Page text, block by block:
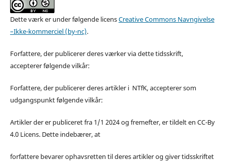
Dette værk er under følgende licensCreative Commons Navngivelse
–Ikke-kommerciel (by-nc).
Forfattere, der publicerer deres værker via dette tidsskrift,
accepterer følgende vilkår:
Forfattere, der publicerer deres artikler i NTfK, accepterer som
udgangspunkt følgende vilkår:
Artikler der er publiceret fra 1/1 2024 og fremefter, er tildelt en CC-By
4.0 Licens. Dette indebærer, at
forfattere bevarer ophavsretten til deres artikler og giver tidsskriftet